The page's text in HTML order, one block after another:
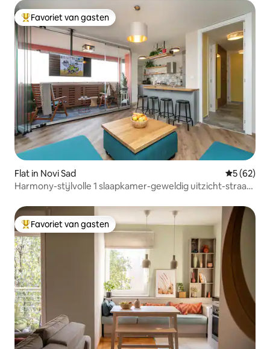
Topfavoriet van gasten
Favoriet van gasten
Flat in Novi Sad
5 (62)
Harmony-stijlvolle 1 slaapkamer-geweldig uitzicht-straat
Topfavoriet van gasten
Favoriet van gasten